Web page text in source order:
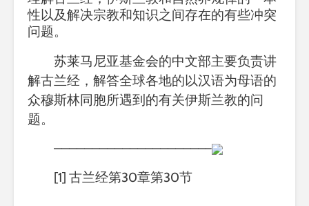
性以及解决宗教和知识之间存在的有些冲突
问题。
苏莱马尼亚基金会的中文部主要负责讲
解古兰经，解答全球各地的以汉语为母语的
众穆斯林同胞所遇到的有关伊斯兰教的问
题。
————————————————————–
[1] 古兰经第30章第30节